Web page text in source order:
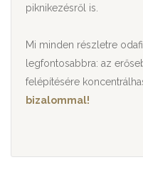
piknikezésről is.
Mi minden részletre
legfontosabbra: az
felépítésére
bizalommal!